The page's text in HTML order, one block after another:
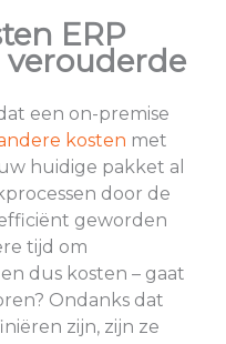
ERP
een on-premise
kosten met
huidige pakket al
door de
geworden
tijd om
dus kosten – gaat
Ondanks dat
zijn, zijn ze